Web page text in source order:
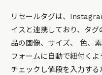
リセールタグは、
イスと連携しており、タ
品の画像、サイズ、 色、
フォームに自動で紐付く
チェックし値段を入力す